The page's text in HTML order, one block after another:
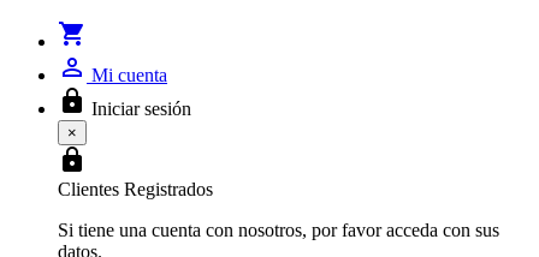
shopping_cart
person_outline Mi cuenta
lock Iniciar sesión
×
lock
Clientes Registrados
Si tiene una cuenta con nosotros, por favor acceda con sus
datos.